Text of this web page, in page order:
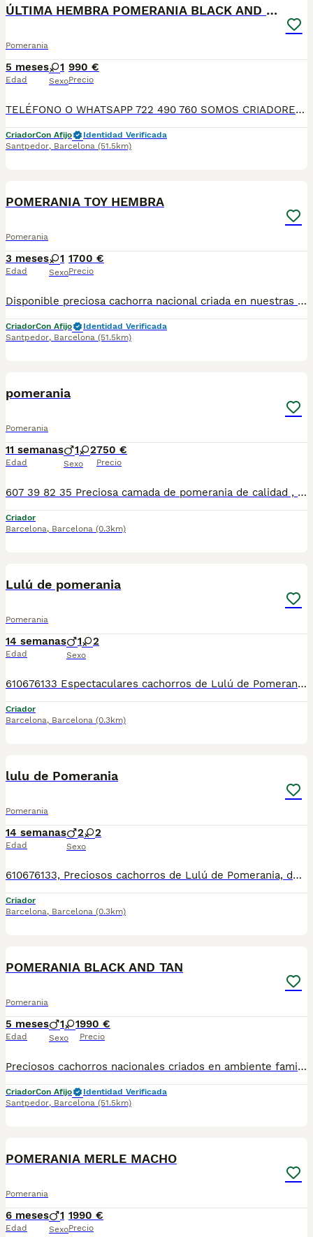
ÚLTIMA HEMBRA POMERANIA BLACK AND TAN
Pomerania
5 meses
Edad
1
Sexo
990 €
Precio
TELÉFONO O WHATSAPP 722 490 760 SOMOS CRIADORES DIRECTOS SIN INTERMEDIARIOS! MÁS DE 20 AÑOS EN EL SECTOR NOS AVALAN, VALORANDO TANTO LA CRIA RESPONSABLE COMO TAMBIÉN LA SELECCIÓN PARA MEJORAR LA RAZA DURANTE TODOS ESTOS AÑOS. NUESTROS CACHORROS SE ENTREGAN PREVIAMENTE REVISADOS POR NUESTRO VETERINARIO PROFESIONAL Y BAJO LOS MAS ESTRICTOS CONTROLES DE SALUD, HACEMOS HINCAPIÉ EN SU SOCIABILIZACIÓN PARA SU CORRECTO DESARROLLO NEUROLOGICO! Y OS ASESORAMOS ANTES DURANTE Y DESPUES DE LA ENTREGA PARA QUE TODO SEA LO MAS AFABLE Y FACIL POSIBLE DURANTE LA ADAPTACION! NUESTROS BEBES SE ENTREGAN A PARTIR DE LOS DOS MESES CON SUS VACUNAS AL DIA, DESPARASITADOS Y CON GARANTIAS DE SALUD, MICROCHIP Y CARTILLA DE VACUNACION! SI BUSCAS UN COMPAÑERO SANO Y EQUILIBRADO ESTE ES EL LUGAR, TE ASESORAREMOS DURANTE TODO EL PROCESO NO DUDES EN CONSULTAR POR NUESTROS PEQUES AL 722 490 760
CriadorCon Afijo
Identidad Verificada
Santpedor, Barcelona (51.5km)
POMERANIA TOY HEMBRA
Pomerania
3 meses
Edad
1
Sexo
1700 €
Precio
Disponible preciosa cachorra nacional criada en nuestras instalaciones, en un ambiente familiar y responsable. Nuestros cachorros se entregan con cartilla de primera vacunación, vacunas correspondientes a su edad, desparasitados interna y externamente, y con microchip implantado y dado de alta. Además, realizamos un contrato de garantía que incluye: • Garantía vírica de 15 días. • Garantía congénita de 1 año. Desde la fecha de entrega del cachorro. Nos comprometemos al 100% con la salud, el bienestar y el cuidado de nuestros pequeños. Disponemos de Núcleo Zoológico Para más información, imágenes o cualquier consulta sin compromiso, pueden contactar con nosotros en los teléfonos: CRISTINA 📞 722 788 399 📞 932 514 529
CriadorCon Afijo
Identidad Verificada
Santpedor, Barcelona (51.5km)
pomerania
Pomerania
11 semanas
Edad
1 2
Sexo
750 €
Precio
607 39 82 35 Preciosa camada de pomerania de calidad , se entregan con minimo de dos meses y medio de edad y sus vacunas correspondientes, desparasitados interna y externamente, pasaporte y microchip, contrato de garantia de salud. preferiblemente recogida en mano pero también podemos entregar en toda España mediante transporte de alta calidad preparado para animales y con chofer particular con posibilidad de pago contra reembolso Llámanos o háblanos por whats app, Teléfono 607398235
Criador
Barcelona, Barcelona (0.3km)
Lulú de pomerania
Pomerania
14 semanas
Edad
1 2
Sexo
610676133 Espectaculares cachorros de Lulú de Pomerania, de tamaño pequeñito, varios colores disponibles, con mucha calidad de pelo, muy bien cuidados, tienen dos meses de edad, se entregan revisados por nuestro veterinario, vacunados, desparasitados, con su cartilla veterinaria, microchip y garantía sanitaria por escrito. Tienen un carácter excelente, muy buenos y cariñosos, ideales para compañía, se pueden ver sin compromiso. Para más información 610676133 número zoológico t-2500116 Número de Microchip: 90200047852478 Núcleo Zoológico: t-2500116
Criador
Barcelona, Barcelona (0.3km)
lulu de Pomerania
Pomerania
14 semanas
Edad
2 2
Sexo
610676133, Preciosos cachorros de Lulú de Pomerania, de tamaño pequeñito, varios colores disponibles, con mucha calidad de pelo, muy bien cuidados, tienen dos meses de edad, se entregan revisados por nuestro veterinario, vacunados, desparasitados, con su cartilla veterinaria, microchip y garantía sanitaria por escrito. Tienen un carácter excelente, muy buenos y cariñosos, ideales para compañía, se pueden ver sin compromiso. Para más información 610676133 número zoológico t-2500116 Número de Microchip: 90200047852478 Núcleo Zoológico: t-2500116
Criador
Barcelona, Barcelona (0.3km)
POMERANIA BLACK AND TAN
Pomerania
5 meses
Edad
1 1
Sexo
990 €
Precio
Preciosos cachorros nacionales criados en ambiente familiar disponibles de raza pomerania . Se entregan con su carnet de primo vacunación, las vacunas correspondientes a su edad, desparasitados interna y externamente, con microchip implantado. Se realiza un contrato en el que incluye garantía vírica de 15 días y una garantía congénita de un año desde el día de la entrega del cachorro. Nos comprometemos 100% con la salud de nuestros pequeños. Núcleo zoológico B2500604. Para más información/imagenes o consultas sin compromiso al número de teléfono 722788399 o al 932514529.
CriadorCon Afijo
Identidad Verificada
Santpedor, Barcelona (51.5km)
POMERANIA MERLE MACHO
Pomerania
6 meses
Edad
1
Sexo
1990 €
Precio